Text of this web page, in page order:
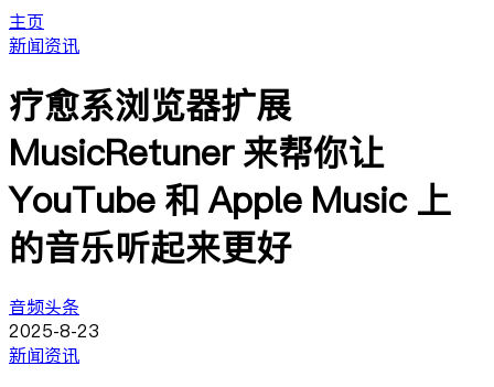
主页
新闻资讯
疗愈系浏览器扩展
MusicRetuner 来帮你让
YouTube 和 Apple Music 上
的音乐听起来更好
音频头条
2025-8-23
新闻资讯